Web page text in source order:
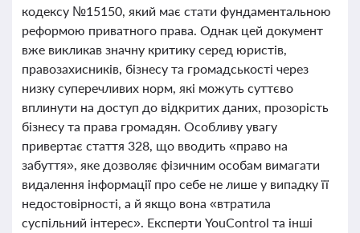
кодексу №15150, який має стати фундаментальною
реформою приватного права. Однак цей документ
вже викликав значну критику серед юристів,
правозахисників, бізнесу та громадськості через
низку суперечливих норм, які можуть суттєво
вплинути на доступ до відкритих даних, прозорість
бізнесу та права громадян. Особливу увагу
привертає стаття 328, що вводить «право на
забуття», яке дозволяє фізичним особам вимагати
видалення інформації про себе не лише у випадку її
недостовірності, а й якщо вона «втратила
суспільний інтерес». Експерти YouControl та інші